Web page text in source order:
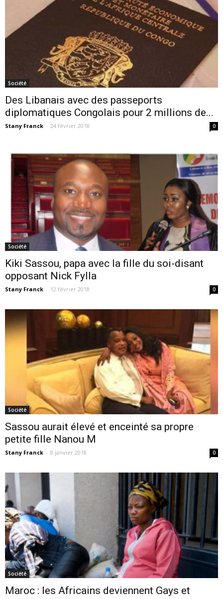
Société
Des Libanais avec des passeports
diplomatiques Congolais pour 2 millions de...
Stany Franck - 24 février 2018 0
Société
Kiki Sassou, papa avec la fille du soi-disant
opposant Nick Fylla
Stany Franck - 12 février 2018 0
Société
Sassou aurait élevé et enceinté sa propre
petite fille Nanou M
Stany Franck - 8 janvier 2018 0
Société
Maroc : les Africains deviennent Gays et